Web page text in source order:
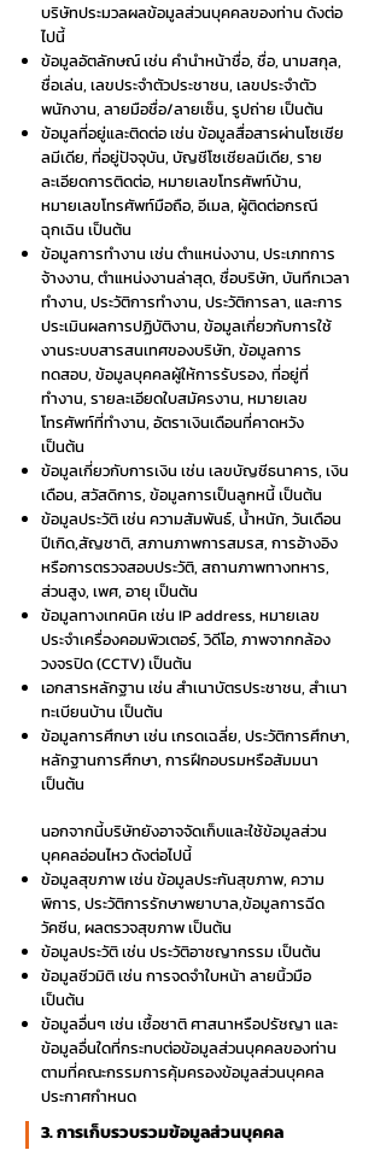
บริษัทประมวลผลข้อมูลส่วนบุคคลของท่าน ดังต่อ
ไปนี้
ข้อมูลอัตลักษณ์ เช่น คำนำหน้าชื่อ, ชื่อ, นามสกุล,
ชื่อเล่น, เลขประจำตัวประชาชน, เลขประจำตัว
พนักงาน, ลายมือชื่อ/ลายเซ็น, รูปถ่าย เป็นต้น
ข้อมูลที่อยู่และติดต่อ เช่น ข้อมูลสื่อสารผ่านโซเชีย
ลมีเดีย, ที่อยู่ปัจจุบัน, บัญชีโซเชียลมีเดีย, ราย
ละเอียดการติดต่อ, หมายเลขโทรศัพท์บ้าน,
หมายเลขโทรศัพท์มือถือ, อีเมล, ผู้ติดต่อกรณี
ฉุกเฉิน เป็นต้น
ข้อมูลการทำงาน เช่น ตำแหน่งงาน, ประเภทการ
จ้างงาน, ตำแหน่งงานล่าสุด, ชื่อบริษัท, บันทึกเวลา
ทำงาน, ประวัติการทำงาน, ประวัติการลา, และการ
ประเมินผลการปฏิบัติงาน, ข้อมูลเกี่ยวกับการใช้
งานระบบสารสนเทศของบริษัท, ข้อมูลการ
ทดสอบ, ข้อมูลบุคคลผู้ให้การรับรอง, ที่อยู่ที่
ทำงาน, รายละเอียดใบสมัครงาน, หมายเลข
โทรศัพท์ที่ทำงาน, อัตราเงินเดือนที่คาดหวัง
เป็นต้น
ข้อมูลเกี่ยวกับการเงิน เช่น เลขบัญชีธนาคาร, เงิน
เดือน, สวัสดิการ, ข้อมูลการเป็นลูกหนี้ เป็นต้น
ข้อมูลประวัติ เช่น ความสัมพันธ์, น้ำหนัก, วันเดือน
ปีเกิด,สัญชาติ, สภานภาพการสมรส, การอ้างอิง
หรือการตรวจสอบประวัติ, สถานภาพทางทหาร,
ส่วนสูง, เพศ, อายุ เป็นต้น
ข้อมูลทางเทคนิค เช่น IP address, หมายเลข
ประจำเครื่องคอมพิวเตอร์, วิดีโอ, ภาพจากกล้อง
วงจรปิด (CCTV) เป็นต้น
เอกสารหลักฐาน เช่น สำเนาบัตรประชาชน, สำเนา
ทะเบียนบ้าน เป็นต้น
ข้อมูลการศึกษา เช่น เกรดเฉลี่ย, ประวัติการศึกษา,
หลักฐานการศึกษา, การฝึกอบรมหรือสัมมนา
เป็นต้น
นอกจากนี้บริษัทยังอาจจัดเก็บและใช้ข้อมูลส่วน
บุคคลอ่อนไหว ดังต่อไปนี้
ข้อมูลสุขภาพ เช่น ข้อมูลประกันสุขภาพ, ความ
พิการ, ประวัติการรักษาพยาบาล,ข้อมูลการฉีด
วัคซีน, ผลตรวจสุขภาพ เป็นต้น
ข้อมูลประวัติ เช่น ประวัติอาชญากรรม เป็นต้น
ข้อมูลชีวมิติ เช่น การจดจำใบหน้า ลายนิ้วมือ
เป็นต้น
ข้อมูลอื่นๆ เช่น เชื้อชาติ ศาสนาหรือปรัชญา และ
ข้อมูลอื่นใดที่กระทบต่อข้อมูลส่วนบุคคลของท่าน
ตามที่คณะกรรมการคุ้มครองข้อมูลส่วนบุคคล
ประกาศกำหนด
3. การเก็บรวบรวมข้อมูลส่วนบุคคล